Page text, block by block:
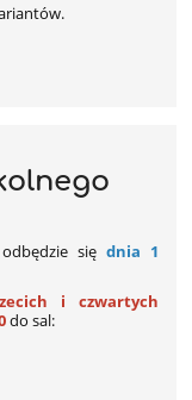
się dnia 1
i czwartych
do sal: